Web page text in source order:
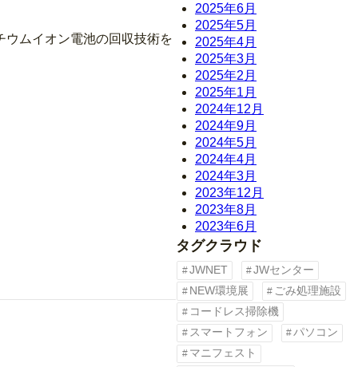
ムイオン電池の回収技術を
2025年6月
2025年5月
2025年4月
2025年3月
2025年2月
2025年1月
2024年12月
2024年9月
2024年5月
2024年4月
2024年3月
2023年12月
2023年8月
2023年6月
タグクラウド
JWNET
JWセンター
NEW環境展
ごみ処理施設
コードレス掃除機
スマートフォン
パソコン
マニフェスト